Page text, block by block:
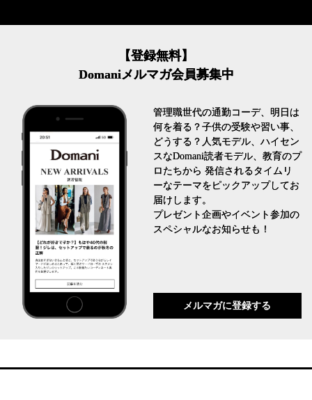
【登録無料】
Domaniメルマガ会員募集中
管理職世代の通勤コーデ、明日は
何を着る？子供の受験や習い事、
どうする？人気モデル、ハイセン
スなDomani読者モデル、教育のプ
ロたちから 発信されるタイムリ
ーなテーマをピックアップしてお
届けします。
プレゼント企画やイベント参加の
スペシャルなお知らせも！
メルマガに登録する